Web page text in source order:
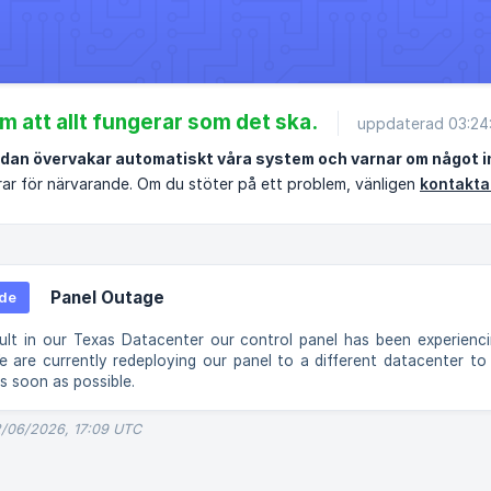
att allt fungerar som det ska.
uppdaterad
övervakar automatiskt våra system och varnar om något
för närvarande. Om du stöter på ett problem, vänligen
Panel Outage
in our Texas Datacenter our control panel has been
are currently redeploying our panel to a different datacenter
soon as possible.
06/2026, 17:09 UTC